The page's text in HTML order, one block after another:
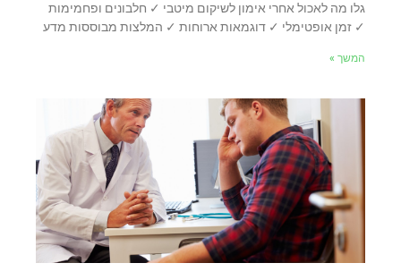
גלו מה לאכול אחרי אימון לשיקום מיטבי ✓ חלבונים ופחמימות
✓ זמן אופטימלי ✓ דוגמאות ארוחות ✓ המלצות מבוססות מדע
המשך »